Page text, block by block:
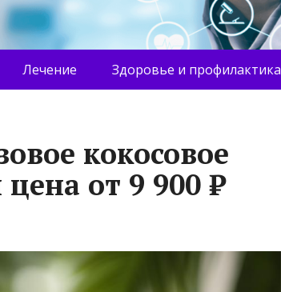
Лечение Здоровье и профилактика
кокосовое
от 9 900 ₽